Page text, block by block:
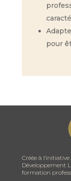
pour
Créée à
Développement
formation